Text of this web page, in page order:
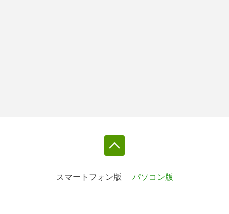
スマートフォン版 パソコン版